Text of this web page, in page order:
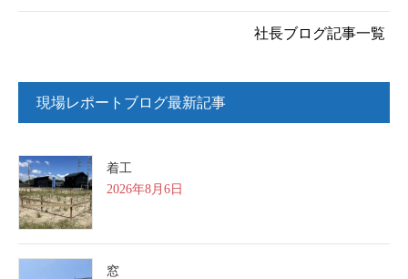
社長ブログ記事一覧
現場レポートブログ最新記事
着工
2026年8月6日
窓